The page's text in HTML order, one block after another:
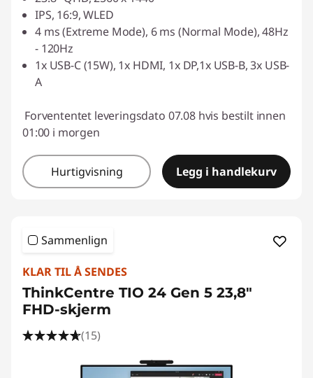
IPS, 16:9, WLED
4 ms (Extreme Mode), 6 ms (Normal Mode), 48Hz
- 120Hz
1x USB-C (15W), 1x HDMI, 1x DP,1x USB-B, 3x USB-
A
Forvententet leveringsdato 07.08 hvis bestilt innen
01:00 i morgen
Hurtigvisning Legg i handlekurv
Sammenlign
KLAR TIL Å SENDES
ThinkCentre TIO 24 Gen 5 23,8"
FHD-skjerm
(15)